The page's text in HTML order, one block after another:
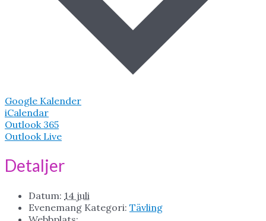
Google Kalender
iCalendar
Outlook 365
Outlook Live
Detaljer
Datum: 14 juli
Evenemang Kategori: Tävling